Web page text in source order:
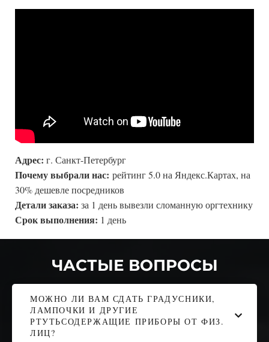
Адрес: г. Санкт-Петербург
Почему выбрали нас: рейтинг 5.0 на Яндекс.Картах, на
30% дешевле посредников
Детали заказа: за 1 день вывезли сломанную оргтехнику
Срок выполнения: 1 день
ЧАСТЫЕ ВОПРОСЫ
МОЖНО ЛИ ВАМ СДАТЬ ГРАДУСНИКИ,
ЛАМПОЧКИ И ДРУГИЕ
РТУТЬСОДЕРЖАЩИЕ ПРИБОРЫ ОТ ФИЗ.
ЛИЦ?